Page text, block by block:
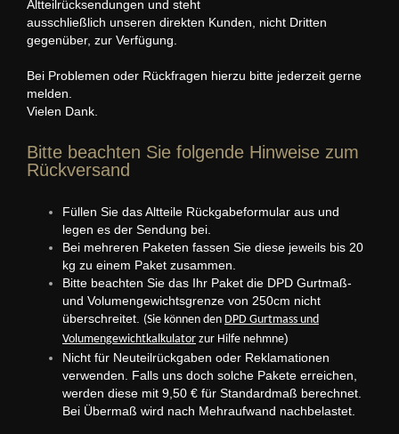
Altteilrücksendungen und steht
ausschließlich unseren direkten Kunden, nicht Dritten
gegenüber, zur Verfügung.
Bei Problemen oder Rückfragen hierzu bitte jederzeit gerne
melden.
Vielen Dank.
Bitte beachten Sie folgende Hinweise zum
Rückversand
Füllen Sie das Altteile Rückgabeformular aus und
legen es der Sendung bei.
Bei mehreren Paketen fassen Sie diese jeweils bis 20
kg zu einem Paket zusammen.
Bitte beachten Sie das Ihr Paket die DPD Gurtmaß-
und Volumengewichtsgrenze von 250cm nicht
überschreitet. (Sie können den DPD Gurtmass und
Volumengewichtkalkulator zur Hilfe nehmne)
Nicht für Neuteilrückgaben oder Reklamationen
verwenden. Falls uns doch solche Pakete erreichen,
werden diese mit 9,50 € für Standardmaß berechnet.
Bei Übermaß wird nach Mehraufwand nachbelastet.